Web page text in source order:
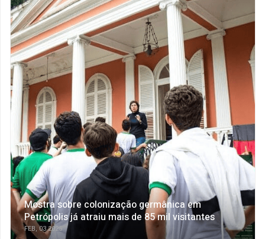
Mostra sobre colonização germânica em
Petrópolis já atraiu mais de 85 mil visitantes
FEB, 03 2025